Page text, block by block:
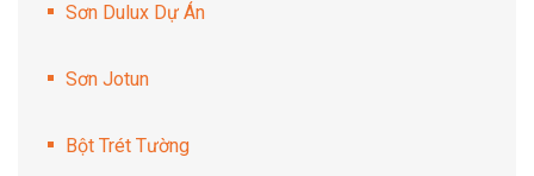
Sơn Dulux Dự Án
Sơn Jotun
Bột Trét Tường